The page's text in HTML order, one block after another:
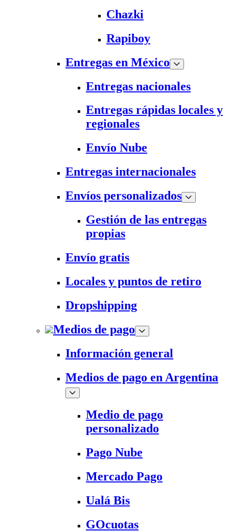
Chazki
Rapiboy
Entregas en México
Entregas nacionales
Entregas rápidas locales y
regionales
Envío Nube
Entregas internacionales
Envíos personalizados
Gestión de las entregas
propias
Envío gratis
Locales y puntos de retiro
Dropshipping
Medios de pago
Información general
Medios de pago en Argentina
Medio de pago
personalizado
Pago Nube
Mercado Pago
Ualá Bis
GOcuotas